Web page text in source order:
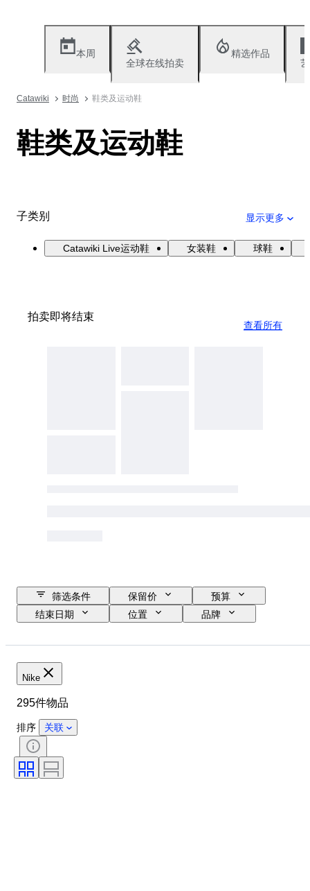
本周
全球在线拍卖
精选作品
Catawiki 时尚 鞋类及运动鞋
鞋类及运动鞋
子类别 显示更多
Catawiki Live运动鞋 女装鞋 球鞋
拍卖即将结束
查看所有
筛选条件 保留价
预算
结束日期
位置
品牌
签名
带配件
Nike
295件物品
排序 关联